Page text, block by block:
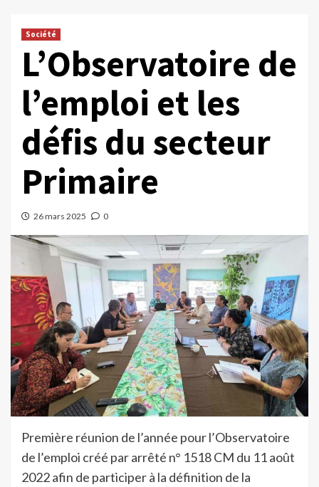
Société
L’Observatoire de
l’emploi et les
défis du secteur
Primaire
26 mars 2025 0
Première réunion de l’année pour l’Observatoire
de l’emploi créé par arrêté n° 1518 CM du 11 août
2022 afin de participer à la définition de la